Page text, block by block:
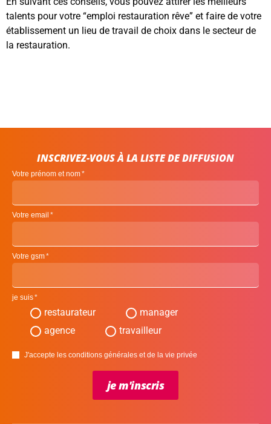
talents pour votre “emploi restauration rêve” et faire de votre
établissement un lieu de travail de choix dans le secteur de
la restauration.
INSCRIVEZ-VOUS À LA LISTE DE DIFFUSION
Votre prénom et nom
Votre email
Votre gsm
je suis
restaurateur
manager
agence
travailleur
J'accepte les conditions générales et de la vie privée
je m'inscris